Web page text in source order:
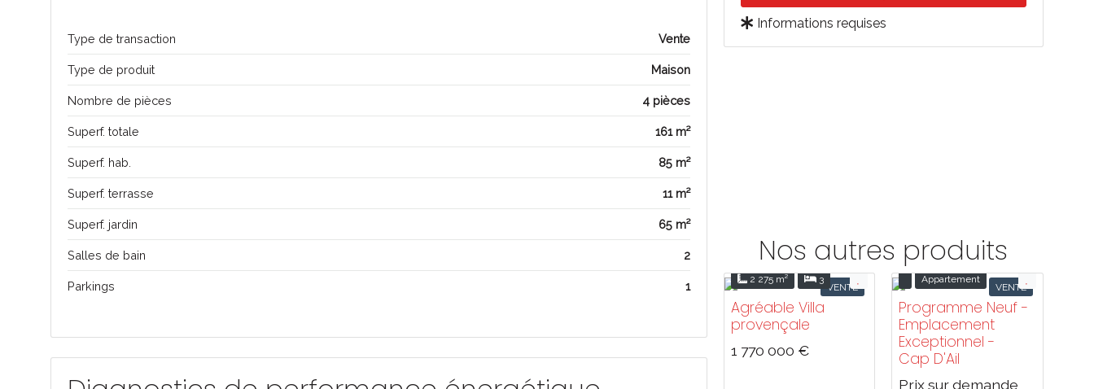
Type de transaction Vente
Type de produit Maison
Nombre de pièces 4 pièces
Superf. totale 161 m²
Superf. hab. 85 m²
Superf. terrasse 11 m²
Superf. jardin 65 m²
Salles de bain 2
Parkings 1
Informations requises
Nos autres produits
VENTE
2 275 m² 3
Agréable Villa
provençale
1 770 000 €
VENTE
Appartement
Programme Neuf -
Emplacement
Exceptionnel -
Cap D'Ail
Prix sur demande